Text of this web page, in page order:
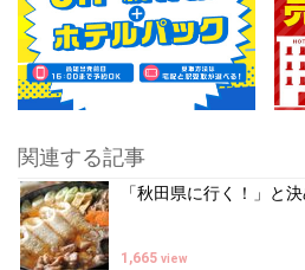
関連する記事
「秋田県に行く！」と
1,665 view